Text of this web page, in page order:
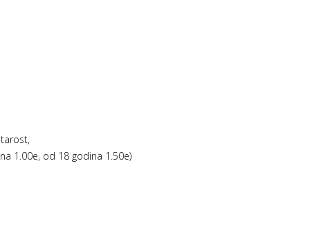
1.00e, od 18 godina 1.50e)